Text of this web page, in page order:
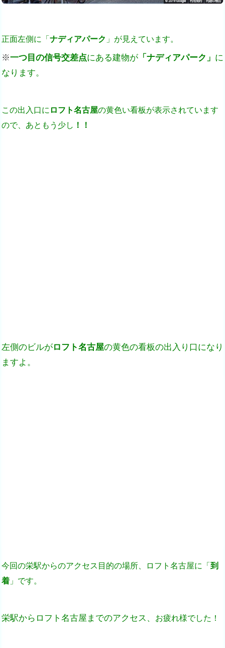
正面左側に「 ナディアパーク 」が見えています。
※一つ目の信号交差点にある建物が 「 ナディアパーク 」 に
なります。
この出入口に ロフト名古屋の黄色い看板が表示されています
ので、あともう少し ！！
左側のビルがロフト名古屋の黄色の看板の出入り口になり
ますよ。
今回の栄駅からのアクセス目的の場所、ロフト名古屋に「 到
着 」です。
栄駅からロフト名古屋までのアクセス、 お疲れ様でした！